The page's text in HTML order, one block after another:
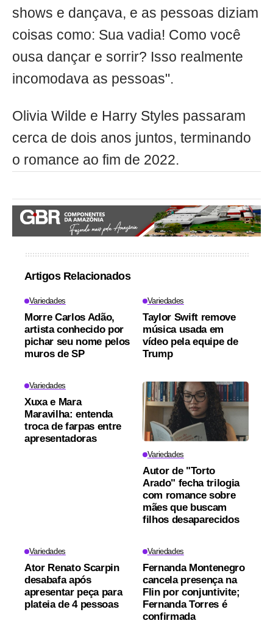
shows e dançava, e as pessoas diziam
coisas como: Sua vadia! Como você
ousa dançar e sorrir? Isso realmente
incomodava as pessoas".
Olivia Wilde e Harry Styles passaram
cerca de dois anos juntos, terminando
o romance ao fim de 2022.
Artigos Relacionados
Variedades
Morre Carlos Adão,
artista conhecido por
pichar seu nome pelos
muros de SP
Variedades
Taylor Swift remove
música usada em
vídeo pela equipe de
Trump
Variedades
Xuxa e Mara
Maravilha: entenda
troca de farpas entre
apresentadoras
Variedades
Autor de "Torto
Arado" fecha trilogia
com romance sobre
mães que buscam
filhos desaparecidos
Variedades
Ator Renato Scarpin
desabafa após
apresentar peça para
plateia de 4 pessoas
Variedades
Fernanda Montenegro
cancela presença na
Flin por conjuntivite;
Fernanda Torres é
confirmada